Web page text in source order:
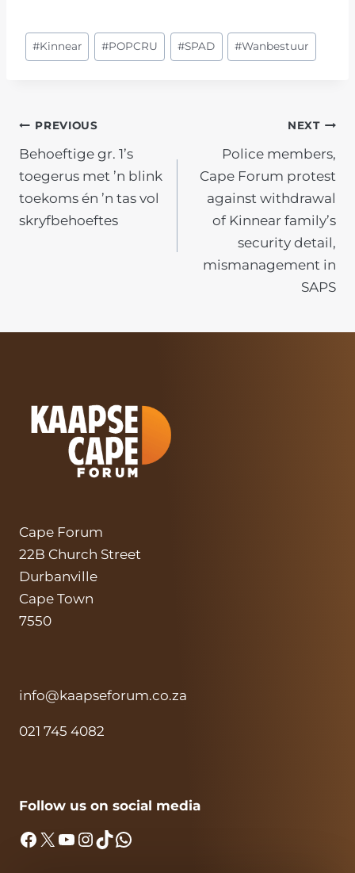
Post
Tags:
#Kinnear #POPCRU #SPAD #Wanbestuur
POST
NAVIGATION
PREVIOUS
Behoeftige gr. 1’s
toegerus met ’n blink
toekoms én ’n tas vol
skryfbehoeftes
NEXT
Police members,
Cape Forum protest
against withdrawal
of Kinnear family’s
security detail,
mismanagement in
SAPS
Cape Forum
22B Church Street
Durbanville
Cape Town
7550
info@kaapseforum.co.za
021 745 4082
Follow us on social media
Facebook
X YouTube
Instagram
TikTok
WhatsApp